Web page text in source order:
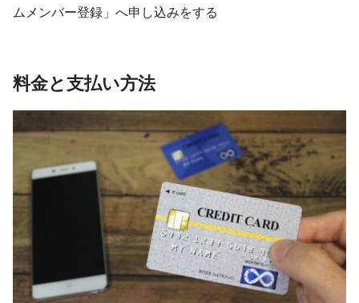
ムメンバー登録」へ申し込みをする
料金と支払い方法